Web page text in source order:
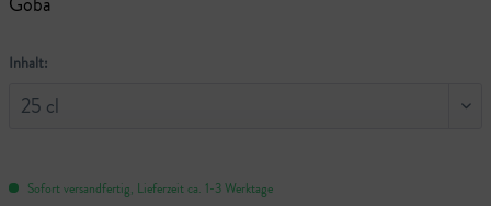
Inhalt:
Sofort versandfertig, Lieferzeit ca. 1-3 Werktage